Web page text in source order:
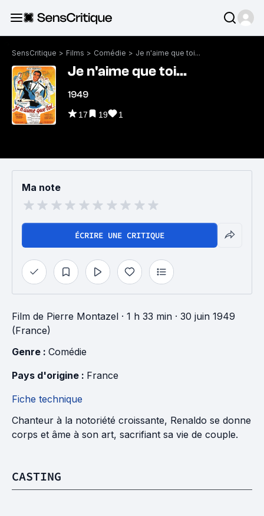
SensCritique > Films > Comédie > Je n'aime que toi...
Je n'aime que toi...
1949
17 19 1
Ma note
ÉCRIRE UNE CRITIQUE
Film de Pierre Montazel · 1 h 33 min · 30 juin 1949
(France)
Genre : Comédie
Pays d'origine : France
Fiche technique
Chanteur à la notoriété croissante, Renaldo se donne
corps et âme à son art, sacrifiant sa vie de couple.
CASTING